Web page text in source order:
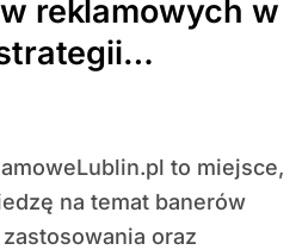
reklamowych w
na temat banerów
oraz